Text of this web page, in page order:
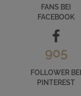
FANS BEI
FACEBOOK
905
FOLLOWER BEI
PINTEREST